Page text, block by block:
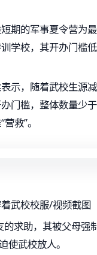
期的军事夏令营为
学校，其开办门槛
示，随着武校生源
门槛，整体数量少
救”。
武校校服/视频截图
求助，其被父母强
使武校放人。